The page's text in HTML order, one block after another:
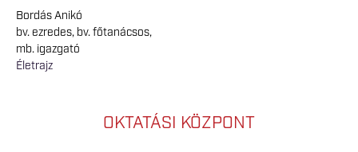
Bordás Anikó
bv. ezredes, bv. főtanácsos,
mb. igazgató
Életrajz
OKTATÁSI KÖZPONT